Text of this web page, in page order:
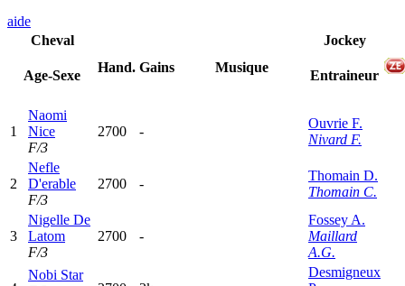
aide
Cheval
Age-Sexe
Hand. Gains Musique
Jockey
Entraineur
1
Naomi
Nice
F/3
2700 -
Ouvrie F.
Nivard F.
2
Nefle
D'erable
F/3
2700 -
Thomain D.
Thomain C.
3
Nigelle De
Latom
F/3
2700 -
Fossey A.
Maillard
A.G.
Nobi Star
Desmigneux